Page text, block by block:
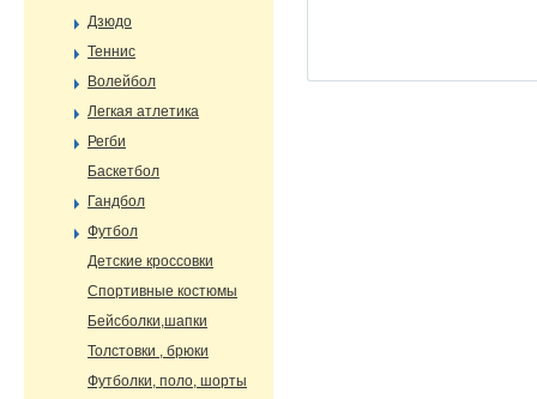
Дзюдо
Теннис
Волейбол
Легкая атлетика
Регби
Баскетбол
Гандбол
Футбол
Детские кроссовки
Спортивные костюмы
Бейсболки,шапки
Толстовки , брюки
Футболки, поло, шорты